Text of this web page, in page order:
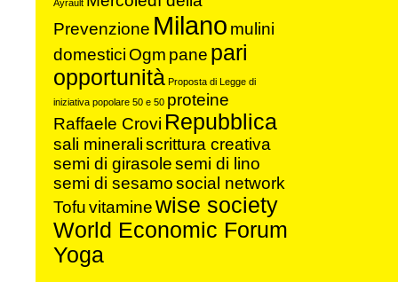
Ayrault
Prevenzione Milano mulini
domestici Ogm pane pari
opportunità Proposta di Legge di
iniziativa popolare 50 e 50 proteine
Raffaele Crovi Repubblica
sali mineraliscrittura creativa
semi di girasolesemi di lino
semi di sesamosocial network
Tofuvitaminewise society
World Economic Forum
Yoga